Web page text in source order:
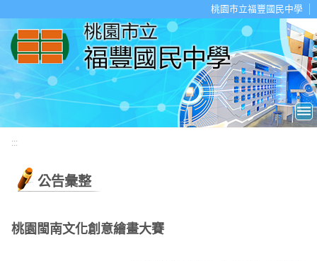
桃園市立福豐國民中學
:::
公告彙整
桃園閩南文化創意繪畫大賽